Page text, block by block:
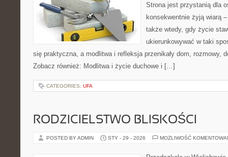
Strona jest przystanią dla
konsekwentnie żyją wiarą
także wtedy, gdy życie
ukierunkowywać w taki
się praktyczna, a modlitwa i refleksja przenikały dom, rozmowy,
Zobacz również: Modlitwa i życie duchowe i […]
CATEGORIES: UFA
RODZICIELSTWO BLISKOŚCI
POSTED BY ADMIN STY - 29 - 2026 MOŻLIWOŚĆ